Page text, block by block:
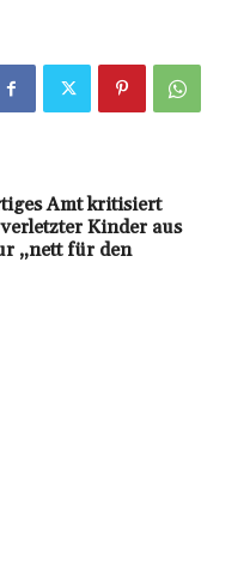
Amt kritisiert
Kinder aus
„nett für den